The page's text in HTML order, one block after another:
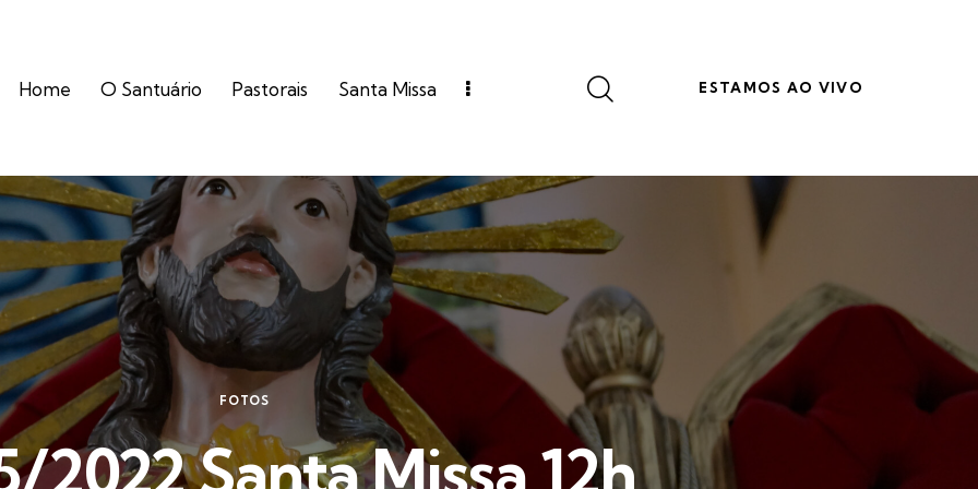
Home O Santuário Pastorais Santa Missa ESTAMOS AO VIVO
FOTOS
2022 Santa Missa 12h